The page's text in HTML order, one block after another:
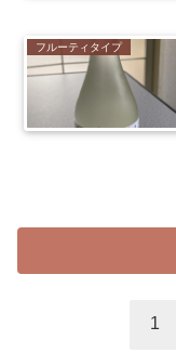
フルーティタイプ
1